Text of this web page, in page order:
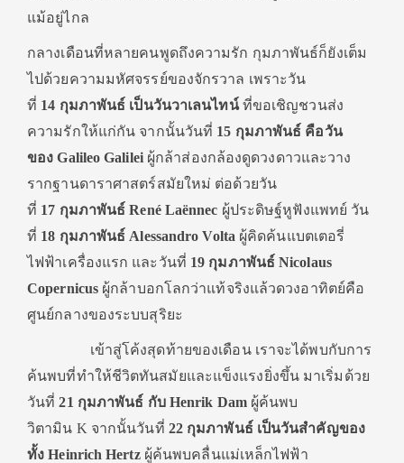
แม้อยู่ไกล
กลางเดือนที่หลายคนพูดถึงความรัก กุมภาพันธ์ก็ยังเต็ม
ไปด้วยความมหัศจรรย์ของจักรวาล เพราะวัน
ที่ 14 กุมภาพันธ์ เป็นวันวาเลนไทน์ที่ขอเชิญชวนส่ง
ความรักให้แก่กัน จากนั้นวันที่ 15 กุมภาพันธ์ คือวัน
ของ Galileo Galileiผู้กล้าส่องกล้องดูดวงดาวและวาง
รากฐานดาราศาสตร์สมัยใหม่ ต่อด้วยวัน
ที่ 17 กุมภาพันธ์ René Laënnec ผู้ประดิษฐ์หูฟังแพทย์ วัน
ที่ 18 กุมภาพันธ์ Alessandro Volta ผู้คิดค้นแบตเตอรี่
ไฟฟ้าเครื่องแรก และวันที่ 19 กุมภาพันธ์ Nicolaus
Copernicus ผู้กล้าบอกโลกว่าแท้จริงแล้วดวงอาทิตย์คือ
ศูนย์กลางของระบบสุริยะ
เข้าสู่โค้งสุดท้ายของเดือน เราจะได้พบกับการ
ค้นพบที่ทำให้ชีวิตทันสมัยและแข็งแรงยิ่งขึ้น มาเริ่มด้วย
วันที่21 กุมภาพันธ์ กับ Henrik Damผู้ค้นพบ
วิตามิน K จากนั้นวันที่ 22 กุมภาพันธ์ เป็นวันสำคัญของ
ทั้ง Heinrich Hertzผู้ค้นพบคลื่นแม่เหล็กไฟฟ้า